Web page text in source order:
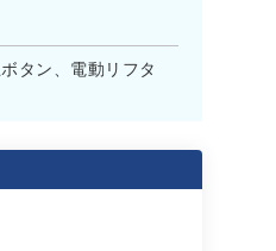
タン、電動リフタ